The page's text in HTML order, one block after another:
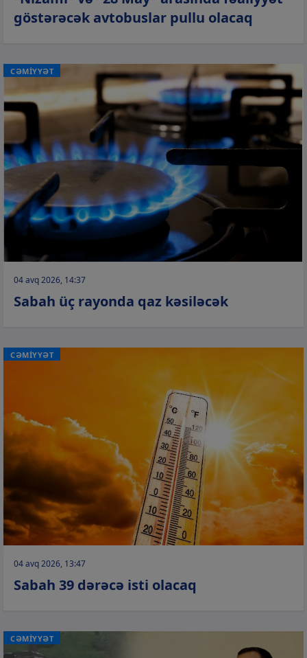
göstərəcək avtobuslar pullu olacaq
CƏMİYYƏT
04 avq 2026, 14:37
Sabah üç rayonda qaz kəsiləcək
CƏMİYYƏT
04 avq 2026, 13:47
Sabah 39 dərəcə isti olacaq
CƏMİYYƏT